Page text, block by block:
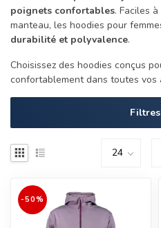
poignets confortables. Faciles
manteau, les hoodies pour
durabilité et polyvalence.
Choisissez des hoodies conçus
confortablement dans toutes vos
Filtres
-50%